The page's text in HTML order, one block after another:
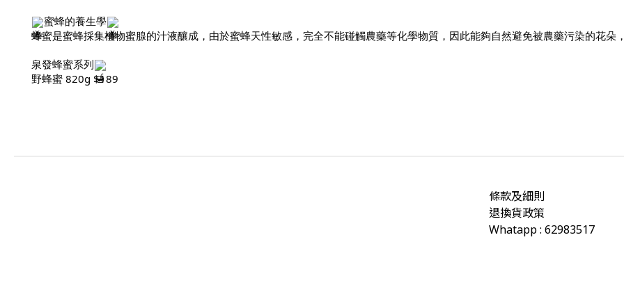
蜜蜂的養生學
蜂蜜是蜜蜂採集植物蜜腺的汁液釀成，由於蜜蜂天性敏感，完全不能碰觸農藥等化學物質，因此能夠自然避免被農藥污染的花朵
泉發蜂蜜系列
野蜂蜜 820g $189
條款及細則
退換貨政策
Whatapp : 62983517